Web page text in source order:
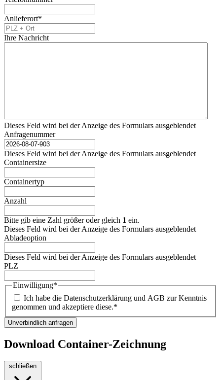
Anlieferort*
Ihre Nachricht
Dieses Feld wird bei der Anzeige des Formulars ausgeblendet
Anfragenummer
Dieses Feld wird bei der Anzeige des Formulars ausgeblendet
Containersize
Containertyp
Anzahl
Bitte gib eine Zahl größer oder gleich 1 ein.
Dieses Feld wird bei der Anzeige des Formulars ausgeblendet
Abladeoption
Dieses Feld wird bei der Anzeige des Formulars ausgeblendet
PLZ
Einwilligung*
Ich habe die Datenschutzerklärung und AGB zur Kenntnis
genommen und akzeptiere diese.*
Unverbindlich anfragen
Download Container-Zeichnung